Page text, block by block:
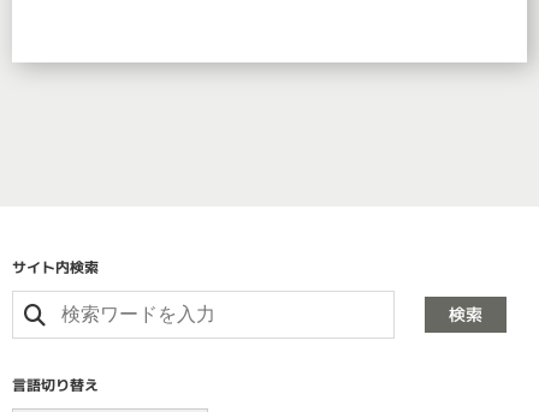
サイト内検索
検索
言語切り替え